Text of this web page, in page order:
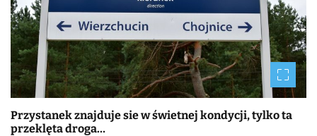
Przystanek znajduje sie w świetnej kondycji, tylko ta
przeklęta droga…